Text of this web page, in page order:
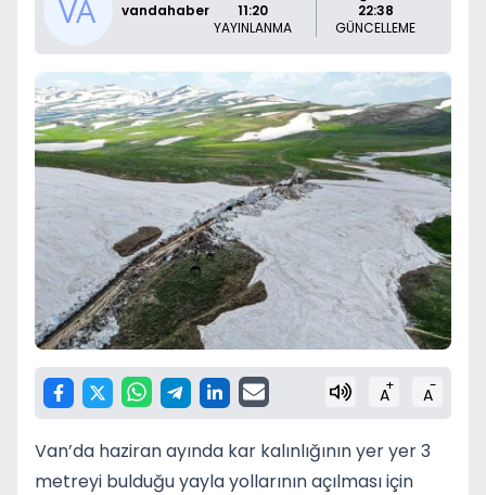
vandahaber
11:20
YAYINLANMA
22:38
GÜNCELLEME
A+ A-
Van’da haziran ayında kar kalınlığının yer yer 3
metreyi bulduğu yayla yollarının açılması için